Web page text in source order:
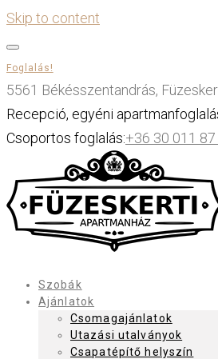
Skip to content
Foglalás!
5561 Békésszentandrás,
Recepció, egyéni
Csoportos foglalás:+36 30 011 87
Szobák
Ajánlatok
Csomagajánlatok
Utazási utalványok
Csapatépítő helyszín